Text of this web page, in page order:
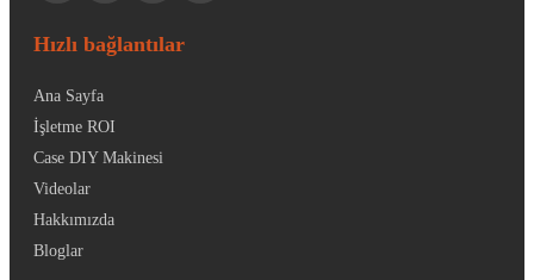
Hızlı bağlantılar
Ana Sayfa
İşletme ROI
Case DIY Makinesi
Videolar
Hakkımızda
Bloglar